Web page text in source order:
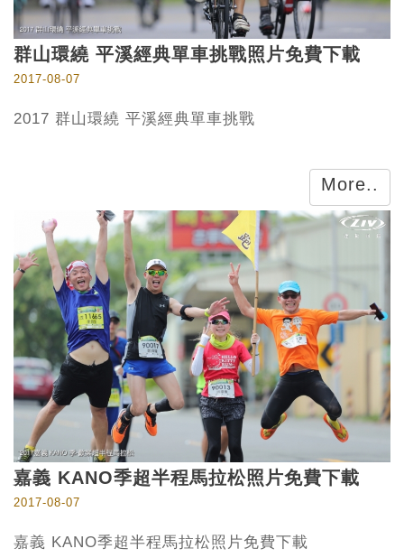
群山環繞 平溪經典單車挑戰照片免費下載
2017-08-07
2017 群山環繞 平溪經典單車挑戰
More..
嘉義 KANO季超半程馬拉松照片免費下載
2017-08-07
嘉義 KANO季超半程馬拉松照片免費下載